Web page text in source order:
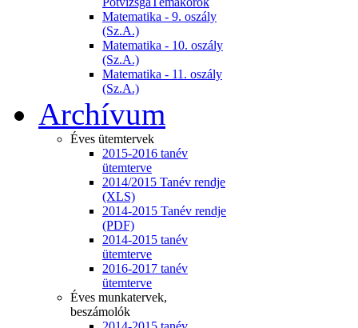
Matematika - 9. oszály
(Sz.A.)
Matematika - 10. oszály
(Sz.A.)
Matematika - 11. oszály
(Sz.A.)
Archívum
Éves ütemtervek
2015-2016 tanév
ütemterve
2014/2015 Tanév rendje
(XLS)
2014-2015 Tanév rendje
(PDF)
2014-2015 tanév
ütemterve
2016-2017 tanév
ütemterve
Éves munkatervek,
beszámolók